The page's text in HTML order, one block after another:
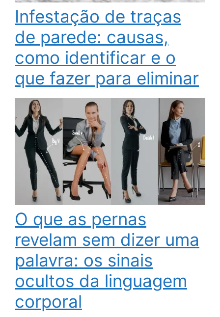
Infestação de traças
de parede: causas,
como identificar e o
que fazer para eliminar
O que as pernas
revelam sem dizer uma
palavra: os sinais
ocultos da linguagem
corporal